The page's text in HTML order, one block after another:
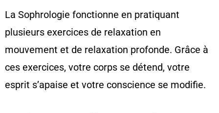
SOPHROLOGIE
DEFINITION
SEANCE DE SOPHROLOGIE
DANS QUELS CAS ?
POUR QUI CONSULTER ?
La Sophrologie fonctionne en pratiquant
plusieurs exercices de relaxation en
mouvement et de relaxation profonde. Grâce à
ces exercices, votre corps se détend, votre
esprit s’apaise et votre conscience se modifie.